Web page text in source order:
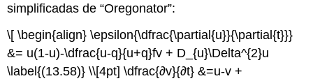
simplificadas de “Oregonator”:
\[ \begin{align} \epsilon{\dfrac{\partial{u}}{\partial{t}}}
&= u(1-u)-\dfrac{u-q}{u+q}fv + D_{u}\Delta^{2}u
\label{(13.58)} \\[4pt] \dfrac{∂v}{∂t} &=u-v +